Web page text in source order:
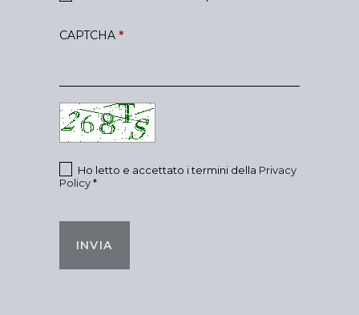
CAPTCHA *
Ho letto e accettato i termini della Privacy
Policy*
INVIA